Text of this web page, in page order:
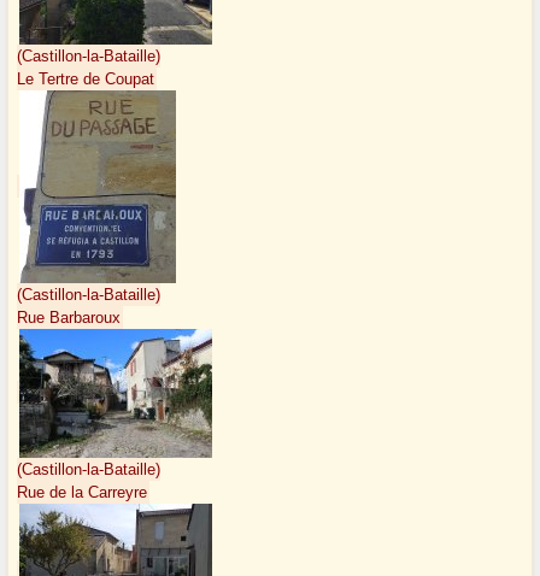
(Castillon-la-Bataille)
Le Tertre de Coupat
(Castillon-la-Bataille)
Rue Barbaroux
(Castillon-la-Bataille)
Rue de la Carreyre